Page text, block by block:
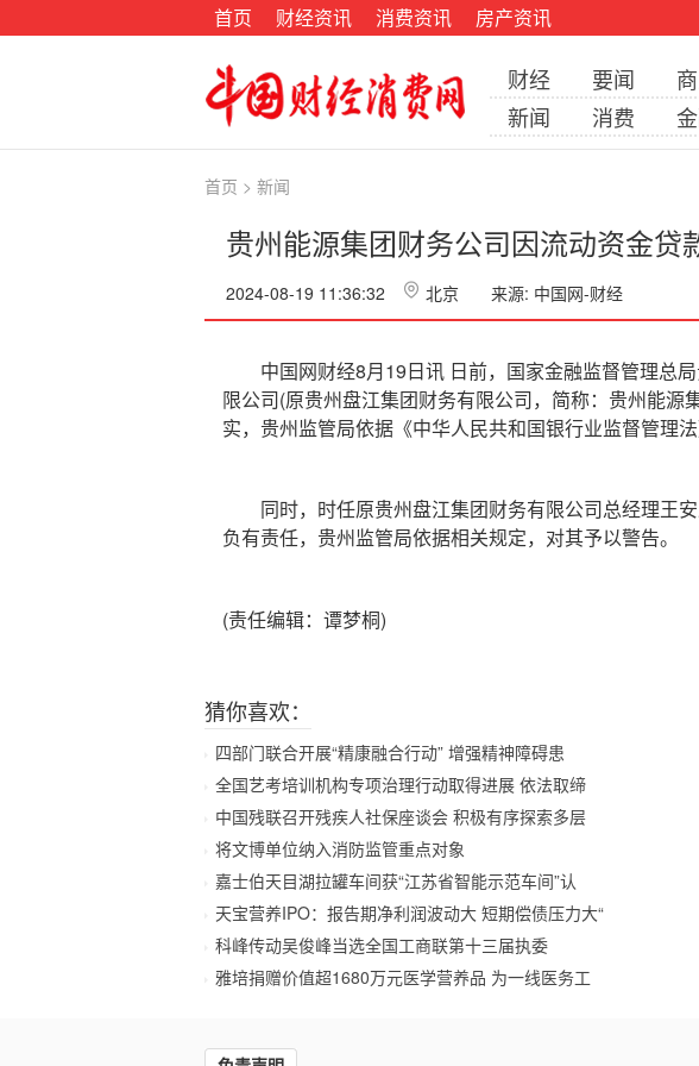
首页 财经资讯 消费资讯 房产资讯
财经 要闻
新闻
消费
首页 > 新闻
贵州能源集团财务公司因流动资金
2024-08-19 11:36:32 北京 来源: 中国网-财经
中国网财经8月19日讯 日前，国家金融监督管理总局
限公司(原贵州盘江集团财务有限公司，简称：贵州能
实，贵州监管局依据《中华人民共和国银行业监督管理
同时，时任原贵州盘江集团财务有限公司总经理王安
负有责任，贵州监管局依据相关规定，对其予以警告。
(责任编辑：谭梦桐)
猜你喜欢：
四部门联合开展“精康融合行动” 增强精神障碍患
全国艺考培训机构专项治理行动取得进展 依法取缔
中国残联召开残疾人社保座谈会 积极有序探索多层
将文博单位纳入消防监管重点对象
嘉士伯天目湖拉罐车间获“江苏省智能示范车间”认
天宝营养IPO：报告期净利润波动大 短期偿债压力大“
科峰传动吴俊峰当选全国工商联第十三届执委
雅培捐赠价值超1680万元医学营养品 为一线医务工